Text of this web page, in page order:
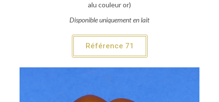
alu couleur or)
Disponible uniquement en lait
Référence 71